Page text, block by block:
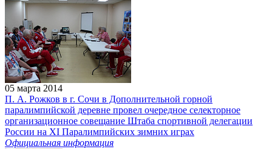
05 марта 2014
П. А. Рожков в г. Сочи в Дополнительной горной
паралимпийской деревне провел очередное селекторное
организационное совещание Штаба спортивной делегации
России на XI Паралимпийских зимних играх
Официальная информация